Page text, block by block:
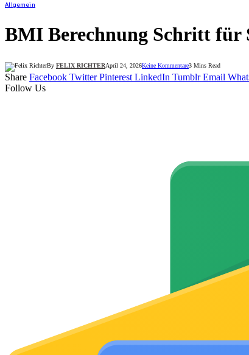
Allgemein
BMI Berechnung Schritt
By FELIX RICHTERApril 24, 2026Keine Kommentare3 Mins Read
Share Facebook Twitter Pinterest LinkedIn Tumblr Email
Follow Us